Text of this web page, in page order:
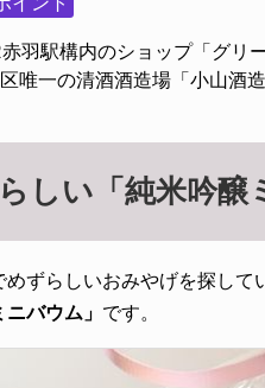
羽駅構内のショップ「グリ
唯一の清酒酒造場「小山酒
しい「純米吟醸
めずらしいおみやげを探し
バウム」 です。